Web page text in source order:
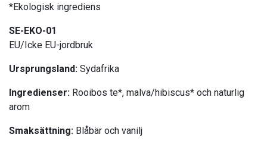
*Ekologisk ingrediens
SE-EKO-01
EU/Icke EU-jordbruk
Ursprungsland: Sydafrika
Ingredienser: Rooibos te*, malva/hibiscus* och naturlig
arom
Smaksättning: Blåbär och vanilj